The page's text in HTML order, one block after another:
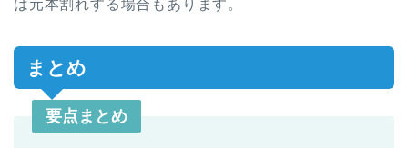
は元本割れする場合もあります。
まとめ
要点まとめ